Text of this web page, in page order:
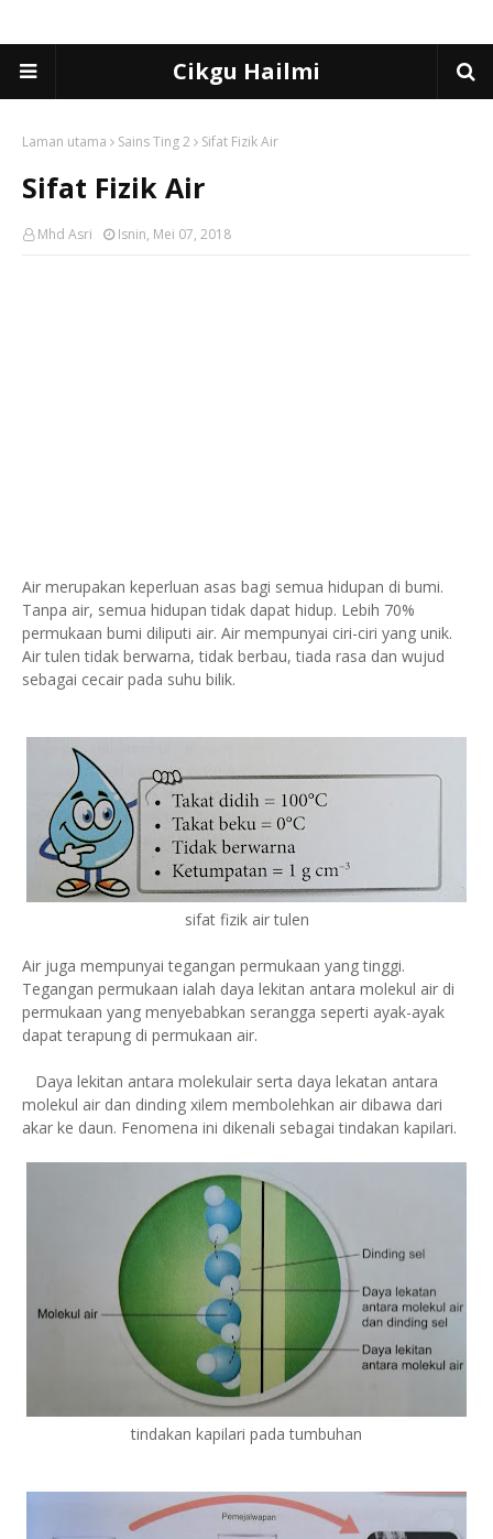
Cikgu Hailmi
Laman utama Sains Ting 2 Sifat Fizik Air
Sifat Fizik Air
Mhd Asri Isnin, Mei 07, 2018
Air merupakan keperluan asas bagi semua hidupan di bumi.
Tanpa air, semua hidupan tidak dapat hidup. Lebih 70%
permukaan bumi diliputi air. Air mempunyai ciri-ciri yang unik.
Air tulen tidak berwarna, tidak berbau, tiada rasa dan wujud
sebagai cecair pada suhu bilik.
sifat fizik air tulen
Air juga mempunyai tegangan permukaan yang tinggi.
Tegangan permukaan ialah daya lekitan antara molekul air di
permukaan yang menyebabkan serangga seperti ayak-ayak
dapat terapung di permukaan air.
Daya lekitan antara molekulair serta daya lekatan antara
molekul air dan dinding xilem membolehkan air dibawa dari
akar ke daun. Fenomena ini dikenali sebagai tindakan kapilari.
tindakan kapilari pada tumbuhan